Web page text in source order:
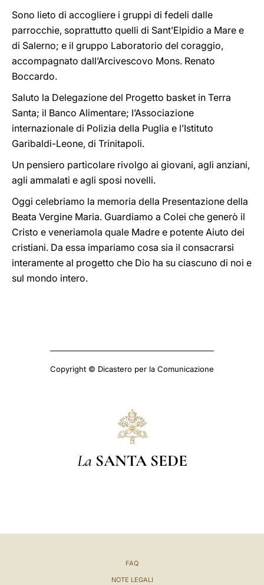
Sono lieto di accogliere i gruppi di fedeli dalle
parrocchie, soprattutto quelli di Sant’Elpidio a Mare e
di Salerno; e il gruppo Laboratorio del coraggio,
accompagnato dall’Arcivescovo Mons. Renato
Boccardo.
Saluto la Delegazione del Progetto basket in Terra
Santa; il Banco Alimentare; l’Associazione
internazionale di Polizia della Puglia e l’Istituto
Garibaldi-Leone, di Trinitapoli.
Un pensiero particolare rivolgo ai giovani, agli anziani,
agli ammalati e agli sposi novelli.
Oggi celebriamo la memoria della Presentazione della
Beata Vergine Maria. Guardiamo a Colei che generò il
Cristo e veneriamola quale Madre e potente Aiuto dei
cristiani. Da essa impariamo cosa sia il consacrarsi
interamente al progetto che Dio ha su ciascuno di noi e
sul mondo intero.
Copyright © Dicastero per la Comunicazione
La SANTA SEDE
FAQ
NOTE LEGALI